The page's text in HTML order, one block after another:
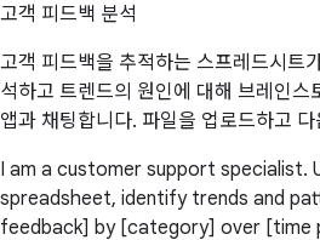
고객 피드백 분석
고객 피드백을 추적하는 스프레드시트
석하고 트렌드의 원인에 대해 브레인스
앱과 채팅합니다. 파일을 업로드하고
I am a customer support specialist.
spreadsheet, identify trends and
feedback] by [category] over [time